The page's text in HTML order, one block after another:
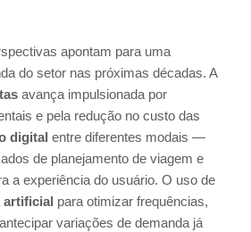
apontam para uma
do setor nas próximas décadas. A
avança impulsionada por
e pela redução no custo das
digital entre diferentes modais —
de planejamento de viagem e
a experiência do usuário. O uso de
artificial para otimizar frequências,
variações de demanda já